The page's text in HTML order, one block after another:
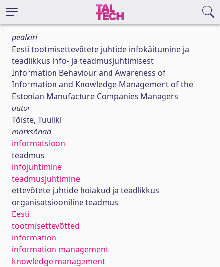
pealkiri
Eesti tootmisettevõtete juhtide infokäitumine ja
teadlikkus info- ja teadmusjuhtimisest
Information Behaviour and Awareness of
Information and Knowledge Management of the
Estonian Manufacture Companies Managers
autor
Tõiste, Tuuliki
märksõnad
informatsioon
teadmus
infojuhtimine
teadmusjuhtimine
ettevõtete juhtide hoiakud ja teadlikkus
organisatsiooniline teadmus
Eesti
tootmisettevõtted
information
information management
knowledge management